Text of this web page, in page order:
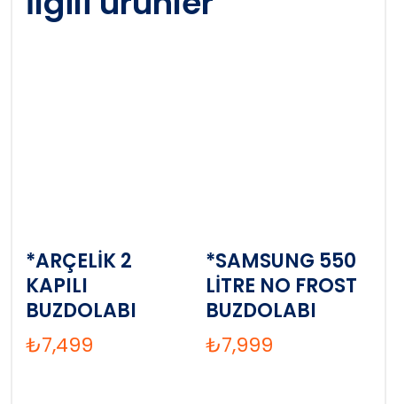
*ARÇELİK 2
KAPILI
BUZDOLABI
₺7,499
*SAMSUNG 550
LİTRE NO FROST
BUZDOLABI
₺7,999